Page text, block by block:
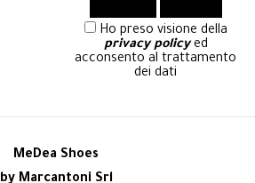
Ho preso visione della
privacy policyed
acconsento al trattamento
dei dati
MeDea Shoes
by Marcantoni Srl